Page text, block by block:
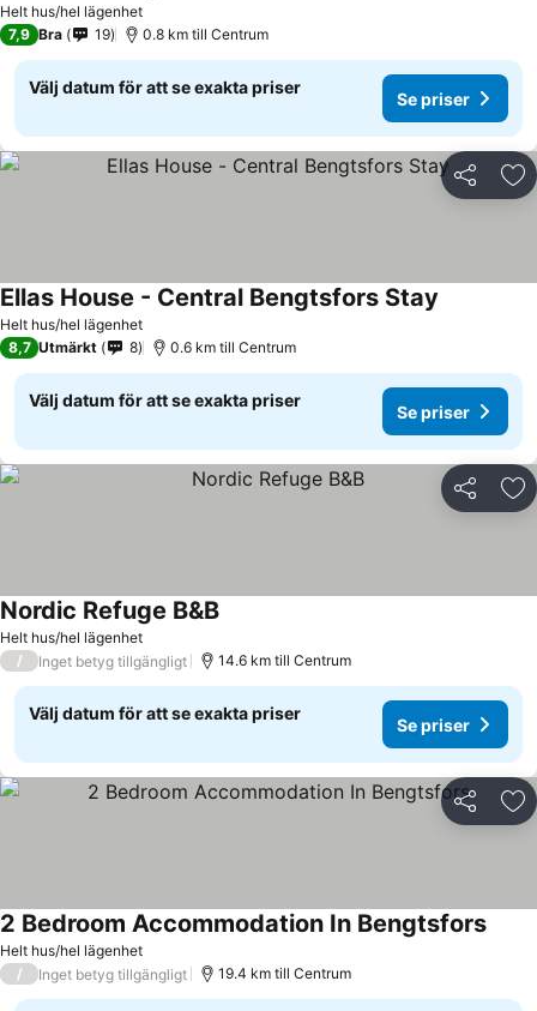
Helt hus/hel lägenhet
7,9 Bra 19 0.8 km till Centrum
Välj datum för att se exakta priser
Se priser
Dela
Helt hus/hel lägenhet
Ellas House - Central Bengtsfors Stay
8,7 Utmärkt 8 0.6 km till Centrum
Välj datum för att se exakta priser
Se priser
Dela
Helt hus/hel lägenhet
Nordic Refuge B&B
/ Inget betyg tillgängligt 14.6 km till Centrum
Välj datum för att se exakta priser
Se priser
Dela
Helt hus/hel lägenhet
2 Bedroom Accommodation In Bengtsfors
/ Inget betyg tillgängligt 19.4 km till Centrum